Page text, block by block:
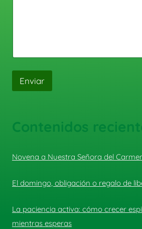
Enviar
Contenidos
Novena a Nuestra Señora del
El domingo, obligación o regalo de
La paciencia activa: cómo crecer
mientras esperas